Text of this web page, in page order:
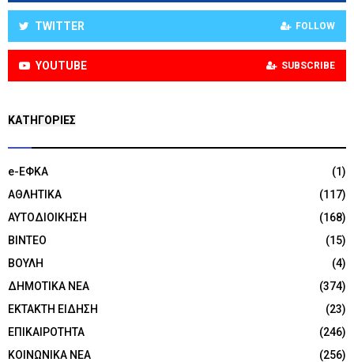
TWITTER FOLLOW
YOUTUBE SUBSCRIBE
KΑΤΗΓΟΡΊΕΣ
e-ΕΦΚΑ
(1)
ΑΘΛΗΤΙΚΑ
(117)
ΑΥΤΟΔΙΟΙΚΗΣΗ
(168)
ΒΙΝΤΕΟ
(15)
ΒΟΥΛΗ
(4)
ΔΗΜΟΤΙΚΑ ΝΕΑ
(374)
ΕΚΤΑΚΤΗ ΕΙΔΗΣΗ
(23)
ΕΠΙΚΑΙΡΟΤΗΤΑ
(246)
ΚΟΙΝΩΝΙΚΑ ΝΕΑ
(256)